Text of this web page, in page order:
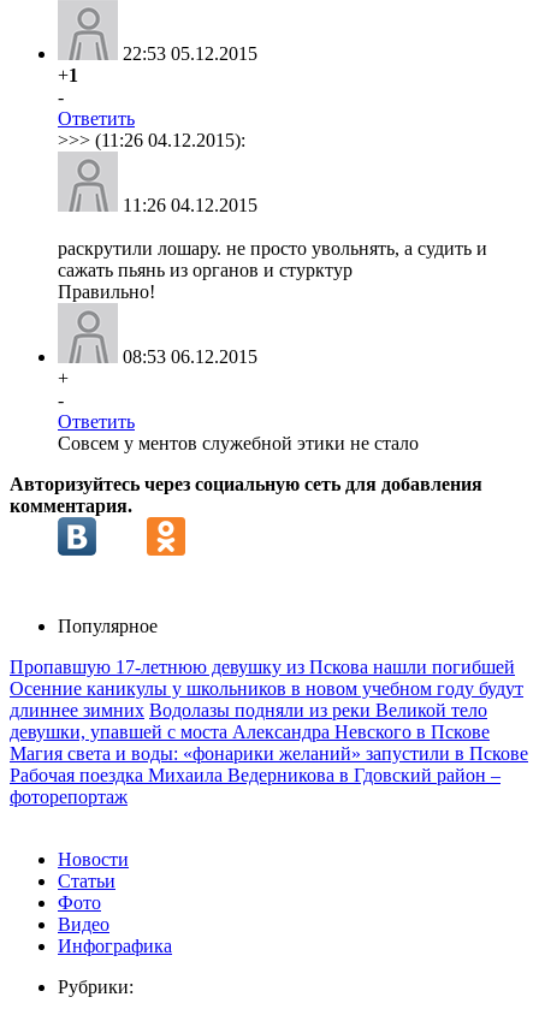
22:53 05.12.2015
+1
-
Ответить
>>> (11:26 04.12.2015):
11:26 04.12.2015
раскрутили лошару. не просто увольнять, а судить и
сажать пьянь из органов и стурктур
Правильно!
08:53 06.12.2015
+
-
Ответить
Совсем у ментов служебной этики не стало
Авторизуйтесь через социальную сеть для добавления
комментария.
Популярное
Пропавшую 17-летнюю девушку из Пскова нашли погибшей
Осенние каникулы у школьников в новом учебном году будут
длиннее зимних Водолазы подняли из реки Великой тело
девушки, упавшей с моста Александра Невского в Пскове
Магия света и воды: «фонарики желаний» запустили в Пскове
Рабочая поездка Михаила Ведерникова в Гдовский район –
фоторепортаж
Новости
Статьи
Фото
Видео
Инфографика
Рубрики: